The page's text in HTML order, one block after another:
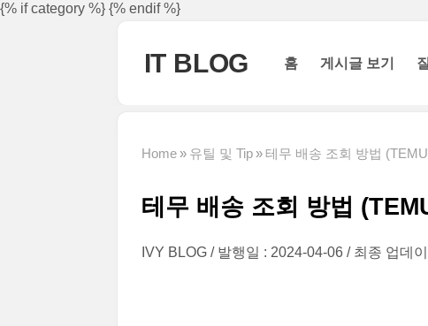
{% if category %} {% endif %}
본문 바로가기
IT BLOG 홈 게시글 보기
Home 유틸 및 Tip 테무 배송 조회 방법
테무 배송 조회 방법
IVY BLOG 발행일 : 2024-04-06 최종 업데